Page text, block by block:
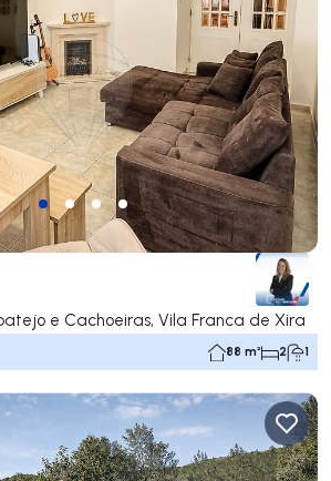
e Cachoeiras, Vila Franca de Xira
88 m² 2 1